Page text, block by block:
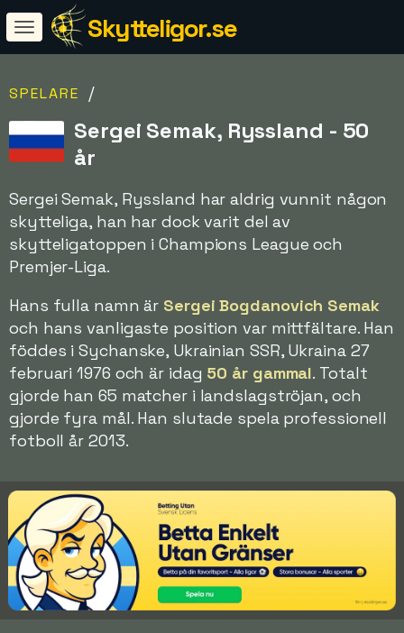
Skytteligor.se
SPELARE /
Sergei Semak, Ryssland - 50
år
Sergei Semak, Ryssland har aldrig vunnit någon
skytteliga, han har dock varit del av
skytteligatoppen i Champions League och
Premjer-Liga.
Hans fulla namn är Sergei Bogdanovich Semak
och hans vanligaste position var mittfältare. Han
föddes i Sychanske, Ukrainian SSR, Ukraina 27
februari 1976 och är idag 50 år gammal. Totalt
gjorde han 65 matcher i landslagströjan, och
gjorde fyra mål. Han slutade spela professionell
fotboll år 2013.